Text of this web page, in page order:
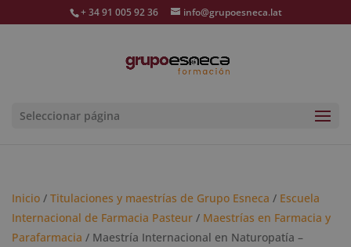
+ 34 91 005 92 36 info@grupoesneca.lat
Seleccionar página
Inicio / Titulaciones y maestrías de Grupo Esneca / Escuela
Internacional de Farmacia Pasteur / Maestrías en Farmacia y
Parafarmacia / Maestría Internacional en Naturopatía –